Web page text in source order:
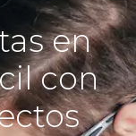
en
con